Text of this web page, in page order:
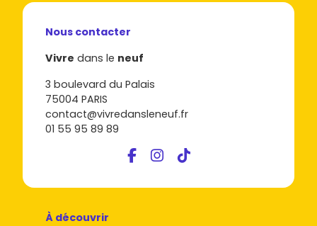
Nous contacter
Vivre dans le neuf
3 boulevard du Palais
75004 PARIS
contact@vivredansleneuf.fr
01 55 95 89 89
À découvrir